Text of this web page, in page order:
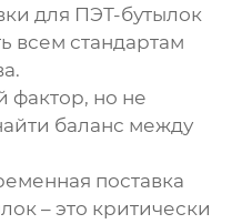
для ПЭТ-бутылок
всем стандартам
фактор, но не
баланс между
поставка
– это критически